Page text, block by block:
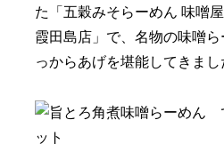
た「五穀みそらーめん 味噌
霞田島店」で、名物の味噌
っからあげを堪能してきまし